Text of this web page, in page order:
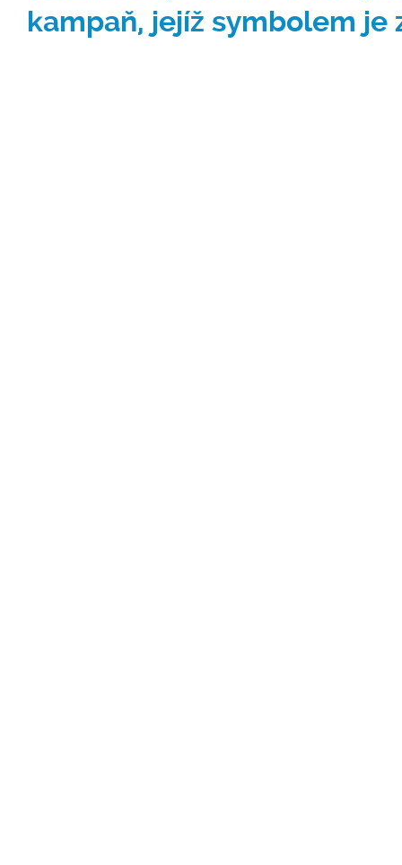
kampaň, jejíž symbolem je